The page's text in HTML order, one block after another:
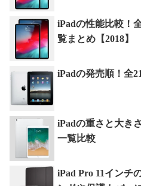
iPadの性能比較！
覧まとめ【2018】
iPadの発売順！全
iPadの重さと大き
一覧比較
iPad Pro 11インチ